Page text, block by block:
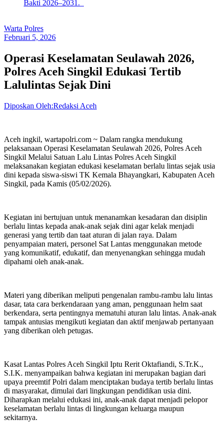
Bakti 2026–2031.
Warta Polres
Februari 5, 2026
Operasi Keselamatan Seulawah 2026,
Polres Aceh Singkil Edukasi Tertib
Lalulintas Sejak Dini
Diposkan Oleh:Redaksi Aceh
Aceh ingkil, wartapolri.com ~ Dalam rangka mendukung
pelaksanaan Operasi Keselamatan Seulawah 2026, Polres Aceh
Singkil Melalui Satuan Lalu Lintas Polres Aceh Singkil
melaksanakan kegiatan edukasi keselamatan berlalu lintas sejak usia
dini kepada siswa-siswi TK Kemala Bhayangkari, Kabupaten Aceh
Singkil, pada Kamis (05/02/2026).
Kegiatan ini bertujuan untuk menanamkan kesadaran dan disiplin
berlalu lintas kepada anak-anak sejak dini agar kelak menjadi
generasi yang tertib dan taat aturan di jalan raya. Dalam
penyampaian materi, personel Sat Lantas menggunakan metode
yang komunikatif, edukatif, dan menyenangkan sehingga mudah
dipahami oleh anak-anak.
Materi yang diberikan meliputi pengenalan rambu-rambu lalu lintas
dasar, tata cara berkendaraan yang aman, penggunaan helm saat
berkendara, serta pentingnya mematuhi aturan lalu lintas. Anak-anak
tampak antusias mengikuti kegiatan dan aktif menjawab pertanyaan
yang diberikan oleh petugas.
Kasat Lantas Polres Aceh Singkil Iptu Rerit Oktafiandi, S.Tr.K.,
S.I.K. menyampaikan bahwa kegiatan ini merupakan bagian dari
upaya preemtif Polri dalam menciptakan budaya tertib berlalu lintas
di masyarakat, dimulai dari lingkungan pendidikan usia dini.
Diharapkan melalui edukasi ini, anak-anak dapat menjadi pelopor
keselamatan berlalu lintas di lingkungan keluarga maupun
sekitarnya.